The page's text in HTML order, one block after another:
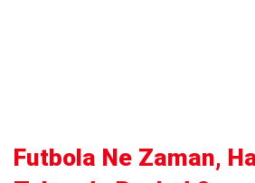
Futbola Ne Zaman,